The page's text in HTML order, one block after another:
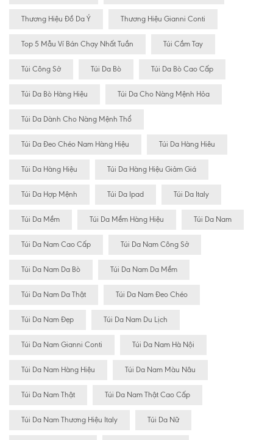
Thương Hiệu Đồ Da Ý Thương Hiệu Gianni Conti
Top 5 Mẫu Ví Bán Chạy Nhất Tuần Túi Cầm Tay
Túi Công Sở Túi Da Bò Túi Da Bò Cao Cấp
Túi Da Bò Hàng Hiệu Túi Da Cho Nàng Mệnh Hỏa
Túi Da Dành Cho Nàng Mệnh Thổ
Túi Da Đeo Chéo Nam Hàng Hiệu Túi Da Hàng Hiêu
Túi Da Hàng Hiệu Túi Da Hàng Hiệu Giảm Giá
Túi Da Hợp Mệnh Túi Da Ipad Túi Da Italy
Túi Da Mềm Túi Da Mềm Hàng Hiệu Túi Da Nam
Túi Da Nam Cao Cấp Túi Da Nam Công Sở
Túi Da Nam Da Bò Túi Da Nam Da Mềm
Túi Da Nam Da Thật Túi Da Nam Đeo Chéo
Túi Da Nam Đẹp Túi Da Nam Du Lịch
Túi Da Nam Gianni Conti Túi Da Nam Hà Nội
Túi Da Nam Hàng Hiệu Túi Da Nam Màu Nâu
Túi Da Nam Thật Túi Da Nam Thật Cao Cấp
Túi Da Nam Thương Hiệu Italy Túi Da Nữ